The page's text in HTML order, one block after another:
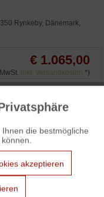
Rynkeby, Dänemark,
€ 1.065,00
inkl. Versandkosten *)
ANFRAGEN
Aktiv
Aktiv
Aktiv
die bestmögliche
akzeptieren